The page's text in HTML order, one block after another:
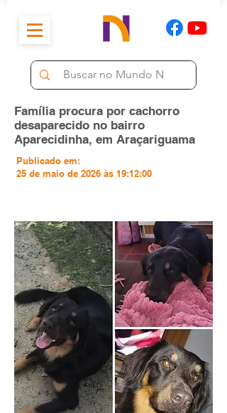
Família procura por cachorro
desaparecido no bairro
Aparecidinha, em Araçariguama
Publicado em:
25 de maio de 2026 às 19:12:00